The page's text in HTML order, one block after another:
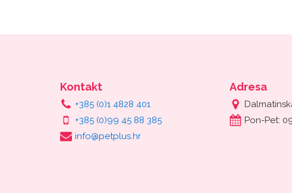
Kontakt
+385 (0)1 4828 401
+385 (0)99 45 88 385
info@petplus.hr
Adresa
Pon-Pet: